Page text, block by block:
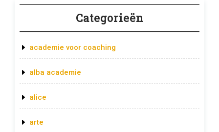
Categorieën
academie voor coaching
alba academie
alice
arte